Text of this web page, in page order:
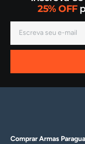
25% OFF
Comprar Armas